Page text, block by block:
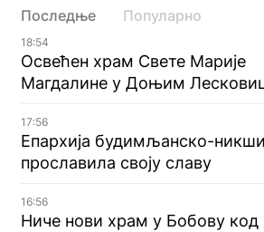
Последње Популарно
18:54
Освећен храм Свете Марије
Магдалине у Доњим
17:56
Епархија будимљанско-
прославила своју славу
16:56
Ниче нови храм у Бобову код